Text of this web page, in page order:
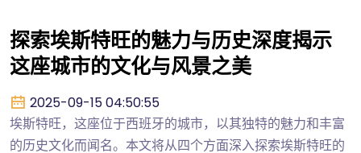
探索埃斯特旺的魅力与历史深度揭示
这座城市的文化与风景之美
2025-09-15 04:50:55
埃斯特旺，这座位于西班牙的城市，以其独特的魅力和丰富
的历史文化而闻名。本文将从四个方面深入探索埃斯特旺的